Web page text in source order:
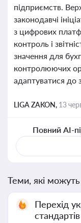
підприємств.
законодавчі
з цифрових
контроль і
значення для
контролюючих
адаптуватися до
LIGA ZAKON, 13
Повний AI-
Теми, які можуть
Перехід